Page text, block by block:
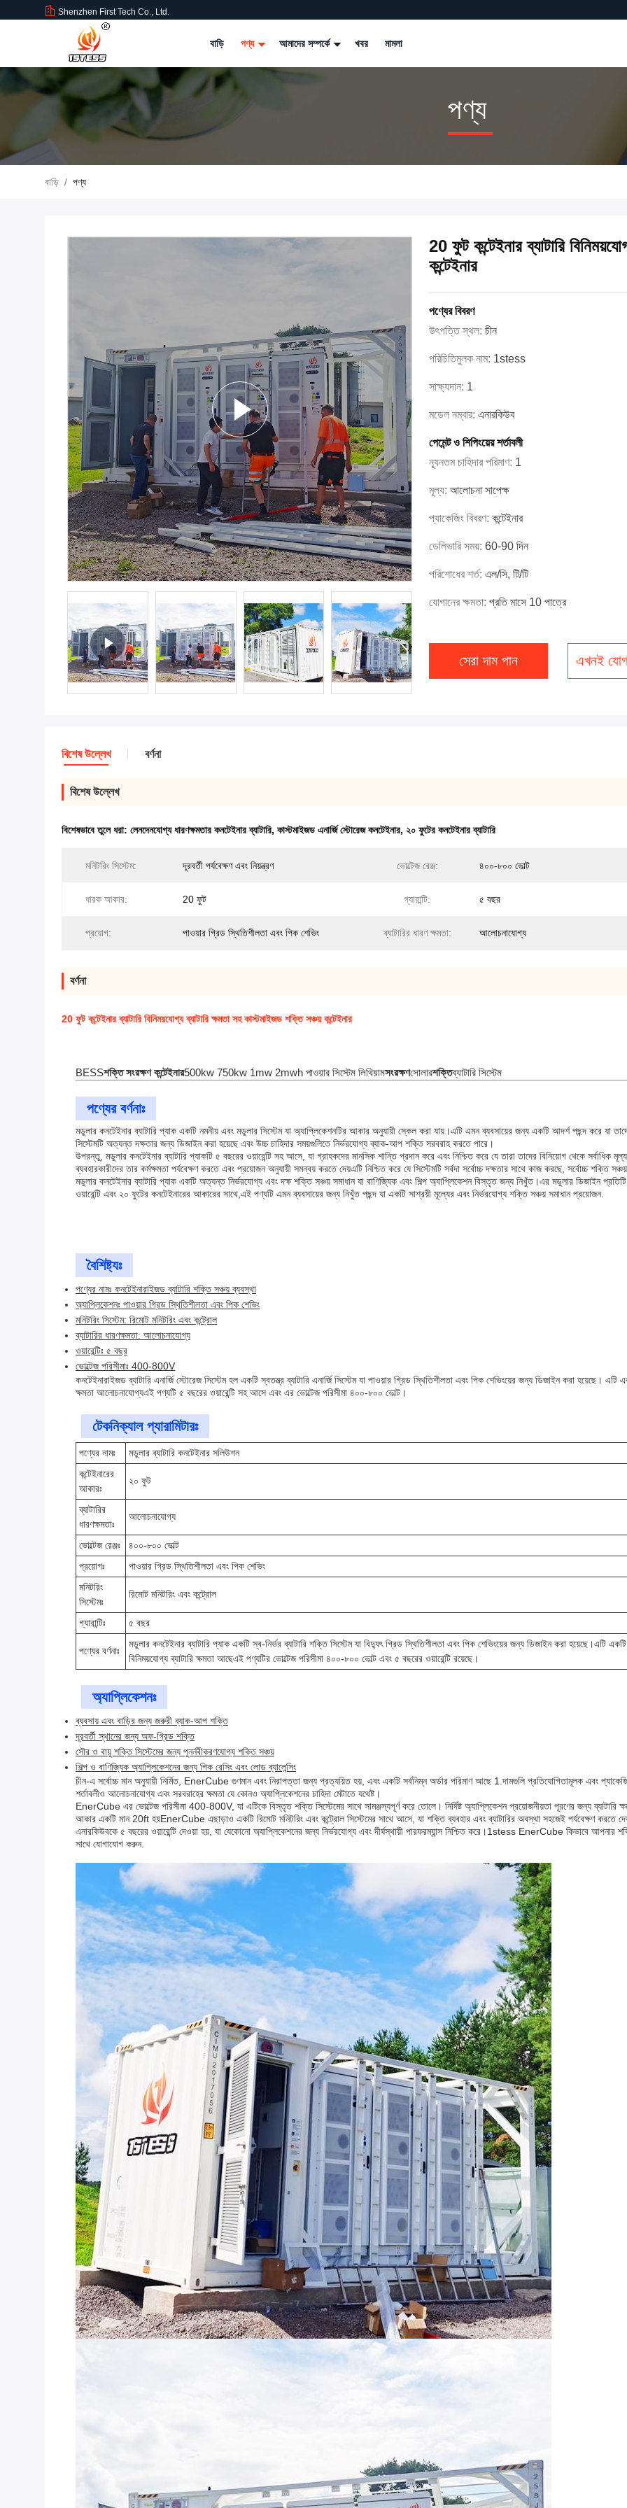
Shenzhen First Tech Co., Ltd.
বাড়ি পণ্য আমাদের সম্পর্কে খবর মামলা
পণ্য
বাড়ি / পণ্য
20 ফুট কন্টেইনার ব্যাটারি
কন্টেইনার
পণ্যের বিবরণ
উৎপত্তি স্থল: চীন
পরিচিতিমুলক নাম: 1stess
সাক্ষ্যদান: 1
মডেল নম্বার: এনারকিউব
পেমেন্ট ও শিপিংয়ের শর্তাবলী
ন্যূনতম চাহিদার পরিমাণ: 1
মূল্য: আলোচনা সাপেক্ষ
প্যাকেজিং বিবরণ: কন্টেইনার
ডেলিভারি সময়: 60-90 দিন
পরিশোধের শর্ত: এল/সি, টি/টি
যোগানের ক্ষমতা: প্রতি মাসে 10 পাত্রে
সেরা দাম পান এখনই
বিশেষ উল্লেখ বর্ণনা
বিশেষ উল্লেখ
বিশেষভাবে তুলে ধরা: লেনদেনযোগ্য ধারণক্ষমতার কনটেইনার ব্যাটারি, কাস্টমাইজড এনার্জি স্টোরেজ কনটেইনার, ২০ ফুটের কনটেইনার ব্যাটারি
মনিটরিং সিস্টেম: দূরবর্তী পর্যবেক্ষণ এবং নিয়ন্ত্রণ ভোল্টেজ রেঞ্জ: ৪০০-৮০০ ভোল্ট
ধারক আকার: 20 ফুট গ্যারান্টি: ৫ বছর
প্রয়োগ: পাওয়ার গ্রিড স্থিতিশীলতা এবং পিক শেভিং ব্যাটারির ধারণ ক্ষমতা: আলোচনাযোগ্য
বর্ণনা
20 ফুট কন্টেইনার ব্যাটারি বিনিময়যোগ্য ব্যাটারি ক্ষমতা সহ কাস্টমাইজড শক্তি সঞ্চয় কন্টেইনার
BESSশক্তি সংরক্ষণ কন্টেইনার500kw 750kw 1mw 2mwh পাওয়ার সিস্টেম লিথিয়ামসংরক্ষণসোলারশক্তিব্যাটারি সিস্টেম
পণ্যের বর্ণনাঃ
মডুলার কনটেইনার ব্যাটারি প্যাক একটি নমনীয় এবং মডুলার সিস্টেম যা অ্যাপ্লিকেশনটির আকার অনুযায়ী স্কেল করা যায়।এটি এমন ব্যবসায়ের জন্য একটি আদর্শ পছন্দ করে যা
সিস্টেমটি অত্যন্ত দক্ষতার জন্য ডিজাইন করা হয়েছে এবং উচ্চ চাহিদার সময়গুলিতে নির্ভরযোগ্য ব্যাক-আপ শক্তি সরবরাহ করতে পারে।
উপরন্তু, মডুলার কনটেইনার ব্যাটারি প্যাকটি ৫ বছরের ওয়ারেন্টি সহ আসে, যা গ্রাহকদের মানসিক শান্তি প্রদান করে এবং নিশ্চিত করে যে তারা তাদের বিনিয়োগ থেকে সর্বাধিক
ব্যবহারকারীদের তার কর্মক্ষমতা পর্যবেক্ষণ করতে এবং প্রয়োজন অনুযায়ী সমন্বয় করতে দেয়এটি নিশ্চিত করে যে সিস্টেমটি সর্বদা সর্বোচ্চ দক্ষতার সাথে কাজ করছে, সর্বোচ্চ শক্তি
মডুলার কনটেইনার ব্যাটারি প্যাক একটি অত্যন্ত নির্ভরযোগ্য এবং দক্ষ শক্তি সঞ্চয় সমাধান যা বাণিজ্যিক এবং শিল্প অ্যাপ্লিকেশন বিস্তৃত জন্য নিখুঁত।এর মডুলার ডিজাইন প্রতিটি
ওয়ারেন্টি এবং ২০ ফুটের কনটেইনারের আকারের সাথে,এই পণ্যটি এমন ব্যবসায়ের জন্য নিখুঁত পছন্দ যা একটি সাশ্রয়ী মূল্যের এবং নির্ভরযোগ্য শক্তি সঞ্চয় সমাধান প্রয়োজন.
বৈশিষ্ট্যঃ
পণ্যের নামঃ কনটেইনারাইজড ব্যাটারি শক্তি সঞ্চয় ব্যবস্থা
অ্যাপ্লিকেশনঃ পাওয়ার গ্রিড স্থিতিশীলতা এবং পিক শেভিং
মনিটরিং সিস্টেম: রিমোট মনিটরিং এবং কন্ট্রোল
ব্যাটারির ধারণক্ষমতা: আলোচনাযোগ্য
ওয়ারেন্টিঃ ৫ বছর
ভোল্টেজ পরিসীমাঃ 400-800V
কনটেইনারাইজড ব্যাটারি এনার্জি স্টোরেজ সিস্টেম হল একটি স্বতন্ত্র ব্যাটারি এনার্জি সিস্টেম যা পাওয়ার গ্রিড স্থিতিশীলতা এবং পিক শেভিংয়ের জন্য ডিজাইন করা হয়েছে। এটি
ক্ষমতা আলোচনাযোগ্যএই পণ্যটি ৫ বছরের ওয়ারেন্টি সহ আসে এবং এর ভোল্টেজ পরিসীমা ৪০০-৮০০ ভোল্ট।
টেকনিক্যাল প্যারামিটারঃ
পণ্যের নামঃ
মডুলার ব্যাটারি কনটেইনার সলিউশন
কন্টেইনারের
আকারঃ
২০ ফুট
ব্যাটারির
ধারণক্ষমতাঃ
আলোচনাযোগ্য
ভোল্টেজ রেঞ্জঃ
৪০০-৮০০ ভোল্ট
প্রয়োগঃ
পাওয়ার গ্রিড স্থিতিশীলতা এবং পিক শেভিং
মনিটরিং
সিস্টেমঃ
রিমোট মনিটরিং এবং কন্ট্রোল
গ্যারান্টিঃ ৫ বছর
পণ্যের বর্ণনাঃ
মডুলার কনটেইনার ব্যাটারি প্যাক একটি স্ব-নির্ভর ব্যাটারি শক্তি সিস্টেম যা বিদ্যুৎ গ্রিড স্থিতিশীলতা এবং পিক শেভিংয়ের জন্য ডিজাইন করা হয়েছে।এটি
বিনিময়যোগ্য ব্যাটারি ক্ষমতা আছেএই পণ্যটির ভোল্টেজ পরিসীমা ৪০০-৮০০ ভোল্ট এবং ৫ বছরের ওয়ারেন্টি রয়েছে।
অ্যাপ্লিকেশনঃ
ব্যবসায় এবং বাড়ির জন্য জরুরী ব্যাক-আপ শক্তি
দূরবর্তী স্থানের জন্য অফ-গ্রিড শক্তি
সৌর ও বায়ু শক্তি সিস্টেমের জন্য পুনর্নবীকরণযোগ্য শক্তি সঞ্চয়
শিল্প ও বাণিজ্যিক অ্যাপ্লিকেশনের জন্য পিক রেসিং এবং লোড ব্যালেন্সিং
চীন-এ সর্বোচ্চ মান অনুযায়ী নির্মিত, EnerCube গুণমান এবং নিরাপত্তা জন্য প্রত্যয়িত হয়, এবং একটি সর্বনিম্ন অর্ডার পরিমাণ আছে 1.দামগুলি প্রতিযোগিতামূলক এবং
শর্তাবলীও আলোচনাযোগ্য এবং সরবরাহের ক্ষমতা যে কোনও অ্যাপ্লিকেশনের চাহিদা মেটাতে যথেষ্ট।
EnerCube এর ভোল্টেজ পরিসীমা 400-800V, যা এটিকে বিস্তৃত শক্তি সিস্টেমের সাথে সামঞ্জস্যপূর্ণ করে তোলে। নির্দিষ্ট অ্যাপ্লিকেশন প্রয়োজনীয়তা পূরণের জন্য
আকার একটি মান 20ft হয়EnerCube এছাড়াও একটি রিমোট মনিটরিং এবং কন্ট্রোল সিস্টেমের সাথে আসে, যা শক্তি ব্যবহার এবং ব্যাটারির অবস্থা সহজেই পর্যবেক্ষণ করতে
এনারকিউবকে ৫ বছরের ওয়ারেন্টি দেওয়া হয়, যা যেকোনো অ্যাপ্লিকেশনের জন্য নির্ভরযোগ্য এবং দীর্ঘস্থায়ী পারফরম্যান্স নিশ্চিত করে।1stess EnerCube কিভাবে
সাথে যোগাযোগ করুন.